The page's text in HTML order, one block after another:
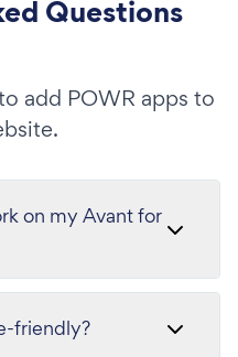
Questions
add POWR apps to
on my Avant for
friendly?